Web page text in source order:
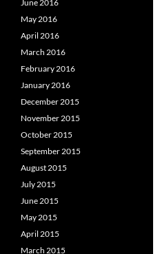
June 2016
May 2016
April 2016
March 2016
February 2016
January 2016
December 2015
November 2015
October 2015
September 2015
August 2015
July 2015
June 2015
May 2015
April 2015
March 2015